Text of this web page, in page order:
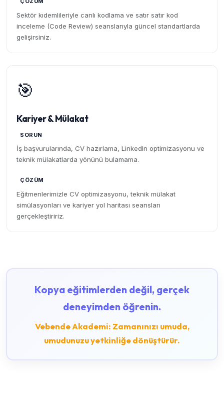
Sektör kıdemlileriyle canlı kodlama ve satır satır kod
inceleme (Code Review) seanslarıyla güncel standartlarda
gelişirsiniz.
🎯
Kariyer & Mülakat
SORUN
İş başvurularında, CV hazırlama, LinkedIn optimizasyonu ve
teknik mülakatlarda yönünü bulamama.
ÇÖZÜM
Eğitmenlerimizle CV optimizasyonu, teknik mülakat
simülasyonları ve kariyer yol haritası seansları
gerçekleştiririz.
Kopya eğitimlerden değil, gerçek
deneyimden öğrenin.
Vebende Akademi: Zamanınızı umuda,
umudunuzu yetkinliğe dönüştürür.